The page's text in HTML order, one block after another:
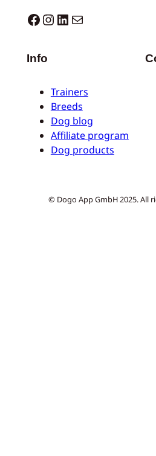
Dogo facebook InstagramLinkedIn Correo electrónico
Info
Trainers
Breeds
Dog blog
Affiliate program
Dog products
© Dogo App GmbH 2025. All